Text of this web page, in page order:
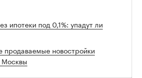
ипотеки под 0,1%: упадут ли
продаваемые новостройки
Москвы